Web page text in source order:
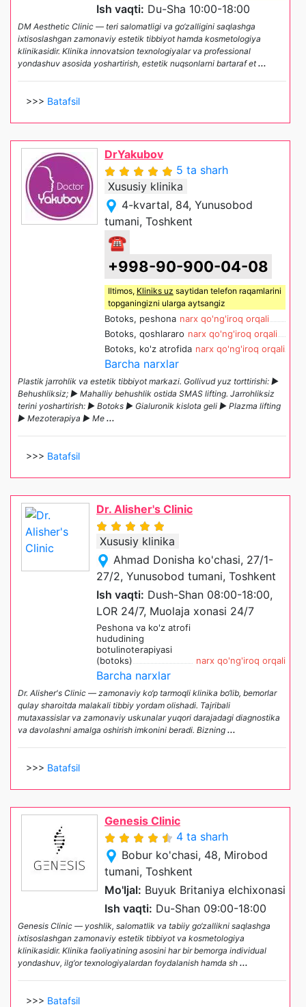
Ish vaqti: Du-Sha 10:00-18:00
DM Aesthetic Clinic — teri salomatligi va go‘zalligini saqlashga
ixtisoslashgan zamonaviy estetik tibbiyot hamda kosmetologiya
klinikasidir. Klinika innovatsion texnologiyalar va professional
yondashuv asosida yoshartirish, estetik nuqsonlarni bartaraf et...
>>> Batafsil
DrYakubov
5 ta sharh
Xususiy klinika
4-kvartal, 84, Yunusobod
tumani, Toshkent
☎
+998-90-900-04-08
Iltimos, Kliniks uz saytidan telefon raqamlarini
topganingizni ularga aytsangiz
Botoks, peshona narx qo'ng'iroq orqali
Botoks, qoshlararo narx qo'ng'iroq orqali
Botoks, ko'z atrofida narx qo'ng'iroq orqali
Barcha narxlar
Plastik jarrohlik va estetik tibbiyot markazi. Gollivud yuz torttirishi: ►
Behushliksiz; ► Mahalliy behushlik ostida SMAS lifting. Jarrohliksiz
terini yoshartirish: ► Botoks ► Gialuronik kislota geli ► Plazma lifting
► Mezoterapiya ► Me ...
>>> Batafsil
Dr. Alisher's Clinic
Xususiy klinika
Ahmad Donisha ko'chasi, 27/1-
27/2, Yunusobod tumani, Toshkent
Ish vaqti: Dush-Shan 08:00-18:00,
LOR 24/7, Muolaja xonasi 24/7
Peshona va ko'z atrofi
hududining
botulinoterapiyasi
(botoks)
narx qo'ng'iroq orqali
Barcha narxlar
Dr. Alisher's Clinic — zamonaviy ko‘p tarmoqli klinika bo‘lib, bemorlar
qulay sharoitda malakali tibbiy yordam olishadi. Tajribali
mutaxassislar va zamonaviy uskunalar yuqori darajadagi diagnostika
va davolashni amalga oshirish imkonini beradi. Bizning ...
>>> Batafsil
Genesis Clinic
4 ta sharh
Bobur ko'chasi, 48, Mirobod
tumani, Toshkent
Mo'ljal: Buyuk Britaniya elchixonasi
Ish vaqti: Du-Shan 09:00-18:00
Genesis Clinic — yoshlik, salomatlik va tabiiy go‘zallikni saqlashga
ixtisoslashgan zamonaviy estetik tibbiyot va kosmetologiya
klinikasidir. Klinika faoliyatining asosini har bir bemorga individual
yondashuv, ilg‘or texnologiyalardan foydalanish hamda sh ...
>>> Batafsil